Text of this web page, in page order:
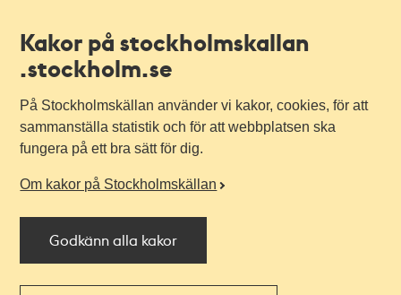
Kakor på stockholmskallan
.stockholm.se
På Stockholmskällan använder vi kakor, cookies, för att
sammanställa statistik och för att webbplatsen ska
fungera på ett bra sätt för dig.
Om kakor på Stockholmskällan
Godkänn alla kakor